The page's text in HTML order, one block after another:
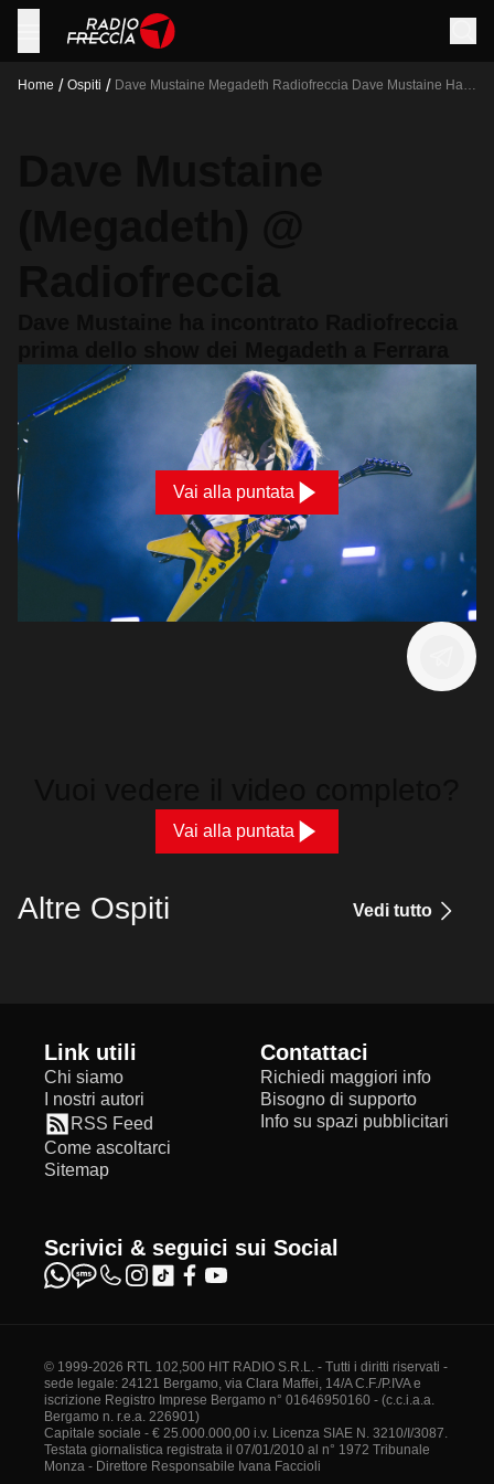
Home / Ospiti / Dave Mustaine Megadeth Radiofreccia Dave Mustaine Ha
Vai alla puntata
Vai alla puntata
Altre Ospiti Vedi tutto
Link utili
Chi siamo
I nostri autori
RSS Feed
Come ascoltarci
Sitemap
Contattaci
Richiedi maggiori info
Bisogno di supporto
Info su spazi pubblicitari
Scrivici & seguici sui Social
© 1999-2026 RTL 102,500 HIT RADIO S.R.L. - Tutti i diritti riservati -
sede legale: 24121 Bergamo, via Clara Maffei, 14/A C.F./P.IVA e
iscrizione Registro Imprese Bergamo n° 01646950160 - (c.c.i.a.a.
Bergamo n. r.e.a. 226901)
Capitale sociale - € 25.000.000,00 i.v. Licenza SIAE N. 3210/I/3087.
Testata giornalistica registrata il 07/01/2010 al n° 1972 Tribunale
Monza - Direttore Responsabile Ivana Faccioli